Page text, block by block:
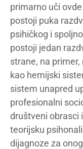
primarno uči
postoji puka
psihičkog i
postoji jedan
strane, na
kao hemijski
sistem unapred
profesionalni
društveni obrasci
teorijsku
dijagnoze za